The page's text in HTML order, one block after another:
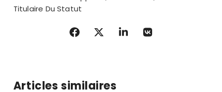
Titulaire Du Statut
Articles similaires